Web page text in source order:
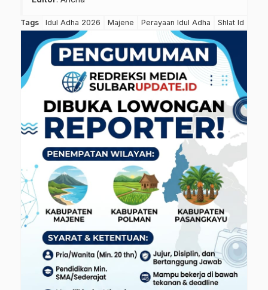
Tags Idul Adha 2026 Majene Perayaan Idul Adha Shlat Id